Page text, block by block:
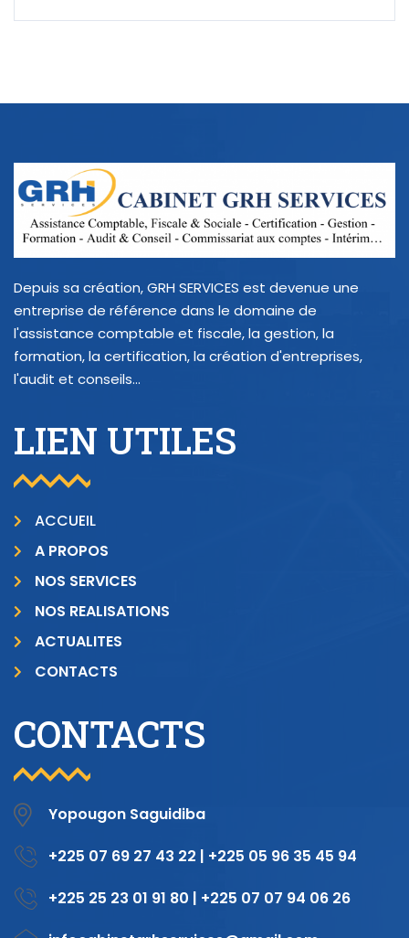
Depuis sa création, GRH SERVICES est devenue une
entreprise de référence dans le domaine de
l'assistance comptable et fiscale, la gestion, la
formation, la certification, la création d'entreprises,
l'audit et conseils...
LIEN UTILES
ACCUEIL
A PROPOS
NOS SERVICES
NOS REALISATIONS
ACTUALITES
CONTACTS
CONTACTS
Yopougon Saguidiba
+225 07 69 27 43 22 | +225 05 96 35 45 94
+225 25 23 01 91 80 | +225 07 07 94 06 26